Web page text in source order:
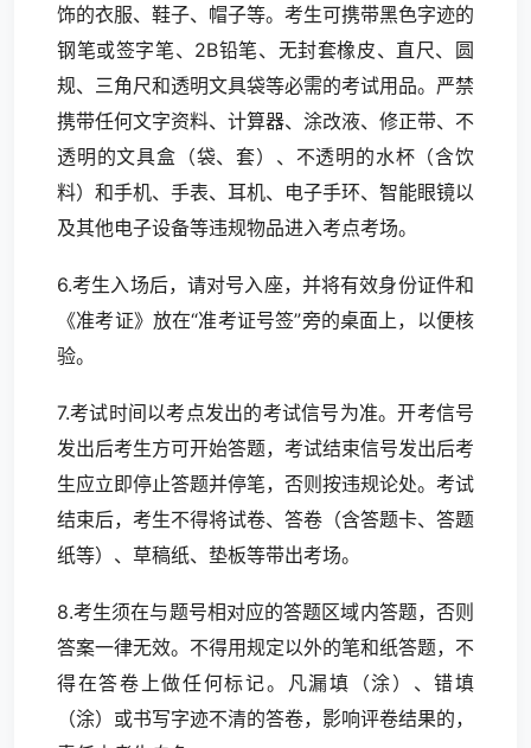
饰的衣服、鞋子、帽子等。考生可携带黑色字迹的
钢笔或签字笔、2B铅笔、无封套橡皮、直尺、圆
规、三角尺和透明文具袋等必需的考试用品。严禁
携带任何文字资料、计算器、涂改液、修正带、不
透明的文具盒（袋、套）、不透明的水杯（含饮
料）和手机、手表、耳机、电子手环、智能眼镜以
及其他电子设备等违规物品进入考点考场。
6.考生入场后，请对号入座，并将有效身份证件和
《准考证》放在“准考证号签”旁的桌面上，以便核
验。
7.考试时间以考点发出的考试信号为准。开考信号
发出后考生方可开始答题，考试结束信号发出后考
生应立即停止答题并停笔，否则按违规论处。考试
结束后，考生不得将试卷、答卷（含答题卡、答题
纸等）、草稿纸、垫板等带出考场。
8.考生须在与题号相对应的答题区域内答题，否则
答案一律无效。不得用规定以外的笔和纸答题，不
得在答卷上做任何标记。凡漏填（涂）、错填
（涂）或书写字迹不清的答卷，影响评卷结果的，